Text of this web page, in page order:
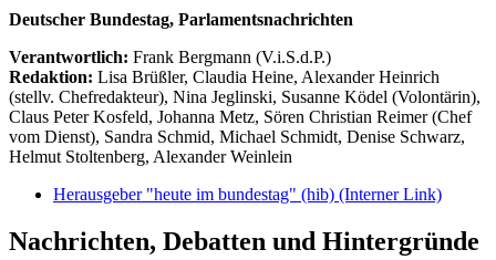
Deutscher Bundestag, Parlamentsnachrichten
Verantwortlich: Frank Bergmann (V.i.S.d.P.)
Redaktion: Lisa Brüßler, Claudia Heine, Alexander Heinrich
(stellv. Chefredakteur), Nina Jeglinski, Susanne Ködel (Volontärin),
Claus Peter Kosfeld, Johanna Metz, Sören Christian Reimer (Chef
vom Dienst), Sandra Schmid, Michael Schmidt, Denise Schwarz,
Helmut Stoltenberg, Alexander Weinlein
Herausgeber "heute im bundestag" (hib) (Interner Link)
Nachrichten, Debatten und Hintergründe